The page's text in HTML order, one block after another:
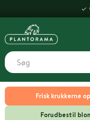
Frisk krukkerne
Forudbestil